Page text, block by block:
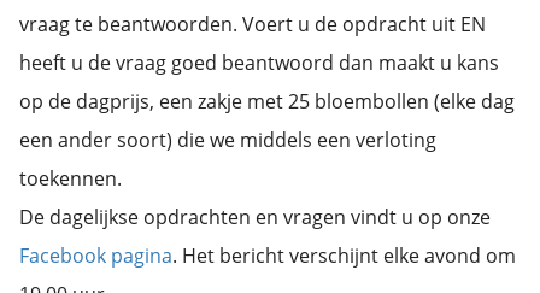
vraag te beantwoorden. Voert u de opdracht uit EN
heeft u de vraag goed beantwoord dan maakt u kans
op de dagprijs, een zakje met 25 bloembollen (elke dag
een ander soort) die we middels een verloting
toekennen.
De dagelijkse opdrachten en vragen vindt u op onze
Facebook pagina. Het bericht verschijnt elke avond om